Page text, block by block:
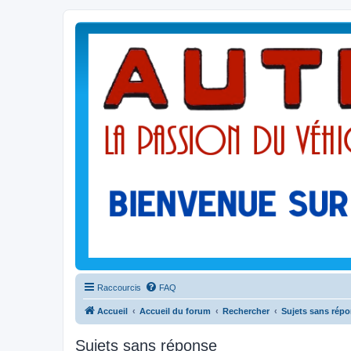
Raccourcis FAQ
Accueil Accueil du forum Rechercher Sujets sans
Sujets sans réponse